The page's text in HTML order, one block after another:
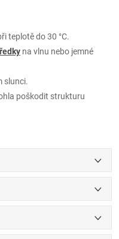
teplotě do 30 °C.
na vlnu nebo jemné
slunci.
poškodit strukturu